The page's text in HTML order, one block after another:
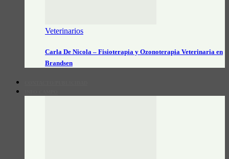
Veterinarios
Carla De Nicola – Fisioterapia y Ozonoterapia Veterinaria en
Brandsen